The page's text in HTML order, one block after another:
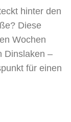
hinter den
Diese
Wochen
Dinslaken –
für einen